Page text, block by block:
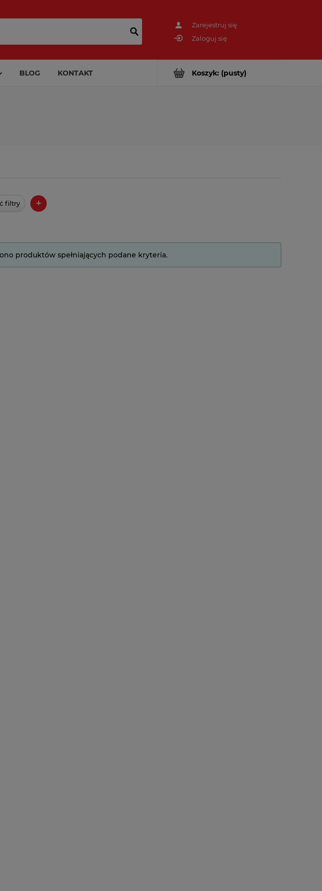
Zarejestruj się
Zaloguj się
Koszyk: (pusty)
BLOG KONTAKT
filtry +
produktów spełniających podane kryteria.